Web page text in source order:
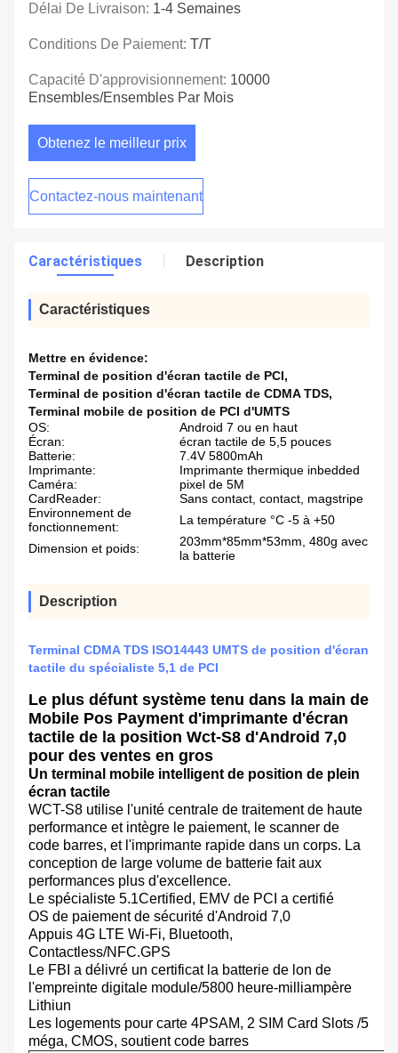
Délai De Livraison: 1-4 Semaines
Conditions De Paiement: T/T
Capacité D'approvisionnement: 10000
Ensembles/ensembles Par Mois
Obtenez le meilleur prix
Contactez-nous maintenant
Caractéristiques Description
Caractéristiques
Mettre en évidence:
Terminal de position d'écran tactile de PCI,
Terminal de position d'écran tactile de CDMA TDS,
Terminal mobile de position de PCI d'UMTS
OS:
Android 7 ou en haut
Écran:
écran tactile de 5,5 pouces
Batterie:
7.4V 5800mAh
Imprimante:
Imprimante thermique inbedded
Caméra:
pixel de 5M
CardReader:
Sans contact, contact, magstripe
Environnement de
fonctionnement:
La température °C -5 à +50
Dimension et poids:
203mm*85mm*53mm, 480g avec
la batterie
Description
Terminal CDMA TDS ISO14443 UMTS de position d'écran
tactile du spécialiste 5,1 de PCI
Le plus défunt système tenu dans la main de
Mobile Pos Payment d'imprimante d'écran
tactile de la position Wct-S8 d'Android 7,0
pour des ventes en gros
Un terminal mobile intelligent de position de plein
écran tactile
WCT-S8 utilise l'unité centrale de traitement de haute
performance et intègre le paiement, le scanner de
code barres, et l'imprimante rapide dans un corps. La
conception de large volume de batterie fait aux
performances plus d'excellence.
Le spécialiste 5.1Certified, EMV de PCI a certifié
OS de paiement de sécurité d'Android 7,0
Appuis 4G LTE Wi-Fi, Bluetooth,
Contactless/NFC.GPS
Le FBI a délivré un certificat la batterie de lon de
l'empreinte digitale module/5800 heure-milliampère
Lithiun
Les logements pour carte 4PSAM, 2 SIM Card Slots /5
méga, CMOS, soutient code barres